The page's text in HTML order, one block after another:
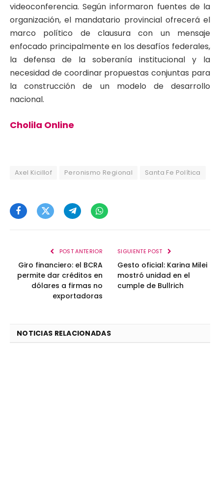
videoconferencia. Según informaron fuentes de la
organización, el mandatario provincial ofrecerá el
marco político de clausura con un mensaje
enfocado principalmente en los desafíos federales,
la defensa de la soberanía institucional y la
necesidad de coordinar propuestas conjuntas para
la construcción de un modelo de desarrollo
nacional.
Cholila Online
Axel Kicillof Peronismo Regional Santa Fe Política
FacebookTwitterTelegramWhatsApp
POST ANTERIOR
Giro financiero: el BCRA
permite dar créditos en
dólares a firmas no
exportadoras
SIGUIENTE POST
Gesto oficial: Karina Milei
mostró unidad en el
cumple de Bullrich
NOTICIAS RELACIONADAS